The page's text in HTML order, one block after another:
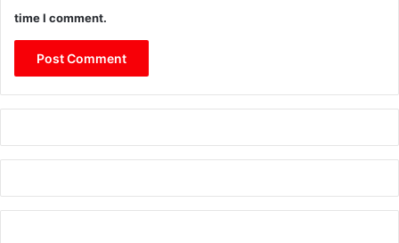
time I comment.